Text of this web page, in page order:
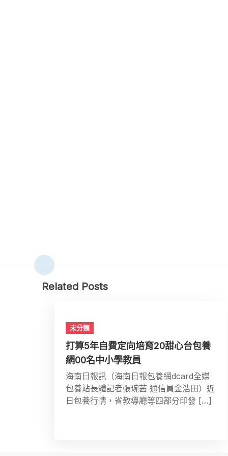
Related Posts
未分類
打算5年自費定向培育20甜心台包養
網00名中小學教員
海南日報訊（海南日報包養網dcard全媒
包養站長體記者張琬茜 通信員金浩田）近
日包養行情，省教導廳等四部分印發 […]